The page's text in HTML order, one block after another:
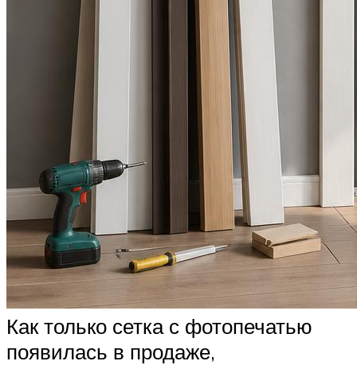
Как только сетка с фотопечатью
появилась в продаже,